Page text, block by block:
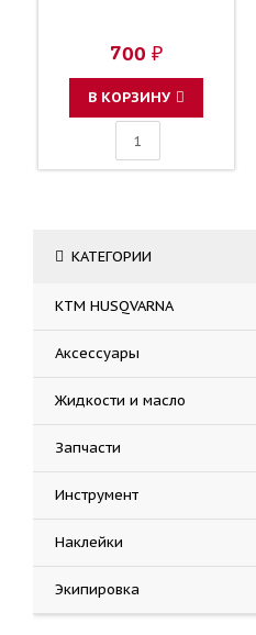
700 ₽
В КОРЗИНУ
КАТЕГОРИИ
KTM HUSQVARNA
Аксессуары
Жидкости и масло
Запчасти
Инструмент
Наклейки
Экипировка